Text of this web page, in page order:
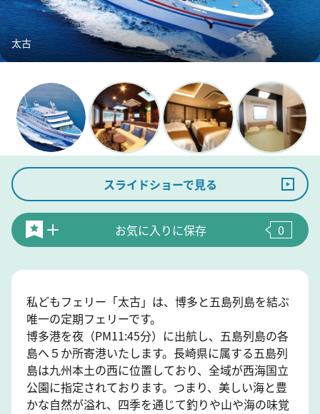
太古
スライドショーで見る
お気に入りに保存 0
私どもフェリー「太古」は、博多と五島列島を結ぶ
唯一の定期フェリーです。
博多港を夜（PM11:45分）に出航し、五島列島の各
島へ５か所寄港いたします。長崎県に属する五島列
島は九州本土の西に位置しており、全域が西海国立
公園に指定されております。つまり、美しい海と豊
かな自然が溢れ、四季を通じて釣りや山や海の味覚